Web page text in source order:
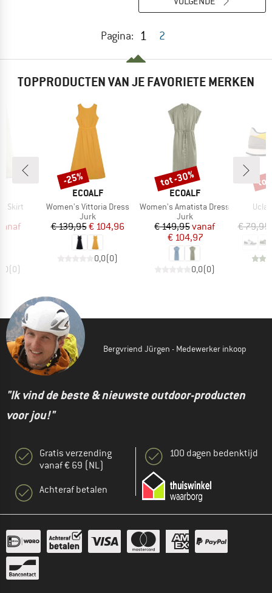
Pagina: 1 2
TOPPRODUCTEN VAN JE FAVORIETE MERKEN
Skirt
prijs
(0)
MERK
ECOALF
Artikel
Women's Vittoria Dress
Productgroep
Jurk
Prijs
€ 139,95Verlaagde prijs
€ 104,96
0,0(0)
Korting
-25%
MERK
ECOALF
Artikel
Women's Amatista Dress
Productgroep
Jurk
Prijs
€ 149,95Verlaagde prijs
vanaf
€ 104,97
0,0(0)
Korting
tot -30%
€ 79,95
tot
Bergvriend Jürgen - Medewerker inkoop
"Ik vind de beste & nieuwste outdoor-producten
voor jou!"
Gratis verzending
vanaf € 69 (NL)
Achteraf betalen
100 dagen bedenktijd